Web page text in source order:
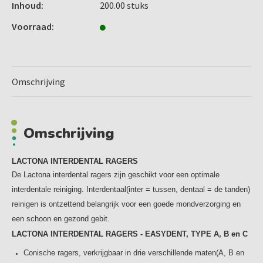
EasyDent- ragers ideaal voor gebruikers van verschillende
maten Lactona- ragers.
voor het reinigen van interdentale ruimtes, kroon- en
EasyDent- ragers ideaal voor gebruikers van verschillende
maten Lactona- ragers. De EasyDent rager is namelijk
vormgeving heeft u meerdere maten in 1 rager.
Verkrijgbaar in 3 verschillende maten:
Type A 2,5-5 mm conisch
Type B 3,1-8 mm conisch
Type C 6-11 mm conisch
Inhoud:
200.00 stuks
Voorraad:
Omschrijving
Omschrijving
LACTONA INTERDENTAL RAGERS
De Lactona interdental ragers zijn geschikt voor een optimale
interdentale reiniging. Interdentaal(inter = tussen, dentaal = de tanden)
reinigen is ontzettend belangrijk voor een goede mondverzorging en
een schoon en gezond gebit.
LACTONA INTERDENTAL RAGERS - EASYDENT, TYPE A, B en C
Conische ragers, verkrijgbaar in drie verschillende maten(A, B en